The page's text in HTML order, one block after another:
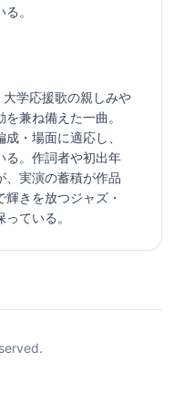
。
学応援歌の親しみや
兼ね備えた一曲。
・場面に適応し、
る。作詞者や初出年
、実演の蓄積が作品
きを放つジャズ・
ている。